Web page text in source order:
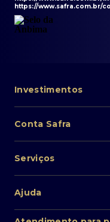
https://www.safra.com.br/
Investimentos
Lista de fundos de
Private Banking
Renda fixa
Conta Safra
Pessoa Física
Cartões
Empréstimos e
Serviços
Perda/roubo de celular
Ajuda
Atendimento ao cliente